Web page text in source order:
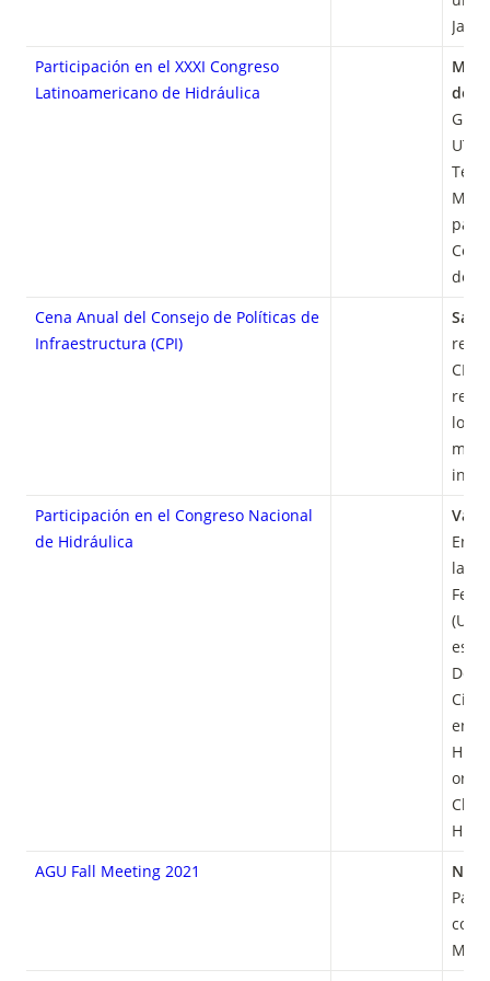
Participación en el XXXI Congreso
Latinoamericano de Hidráulica
de
de
Cena Anual del Consejo de Políticas de
Infraestructura (CPI)
CPI,
Participación en el Congreso Nacional
de Hidráulica
En
la
en
AGU Fall Meeting 2021
New